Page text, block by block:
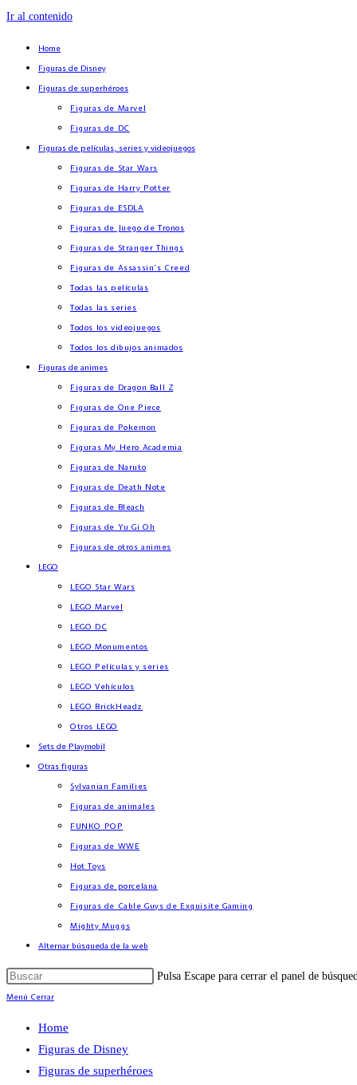
Ir al contenido
Home
Figuras de Disney
Figuras de superhéroes
Figuras de Marvel
Figuras de DC
Figuras de películas, series y videojuegos
Figuras de Star Wars
Figuras de Harry Potter
Figuras de ESDLA
Figuras de Juego de Tronos
Figuras de Stranger Things
Figuras de Assassin’s Creed
Todas las películas
Todas las series
Todos los videojuegos
Todos los dibujos animados
Figuras de animes
Figuras de Dragon Ball Z
Figuras de One Piece
Figuras de Pokemon
Figuras My Hero Academia
Figuras de Naruto
Figuras de Death Note
Figuras de Bleach
Figuras de Yu Gi Oh
Figuras de otros animes
LEGO
LEGO Star Wars
LEGO Marvel
LEGO DC
LEGO Monumentos
LEGO Películas y series
LEGO Vehículos
LEGO BrickHeadz
Otros LEGO
Sets de Playmobil
Otras figuras
Sylvanian Families
Figuras de animales
FUNKO POP
Figuras de WWE
Hot Toys
Figuras de porcelana
Figuras de Cable Guys de Exquisite Gaming
Mighty Muggs
Alternar búsqueda de la web
Pulsa Escape para cerrar el panel de
Menú Cerrar
Home
Figuras de Disney
Figuras de superhéroes